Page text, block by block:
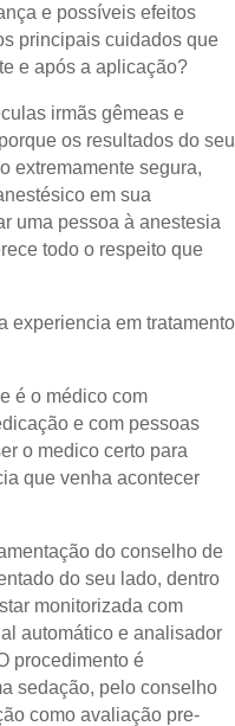
e possíveis efeitos
principais cuidados que
e após a aplicação?
irmãs gêmeas e
os resultados do seu
extremamente segura,
em sua
uma pessoa à anestesia
todo o respeito que
experiencia em tratamento
é o médico com
e com pessoas
o medico certo para
que venha acontecer
do conselho de
do seu lado, dentro
monitorizada com
automático e analisador
procedimento é
sedação, pelo conselho
como avaliação pre-